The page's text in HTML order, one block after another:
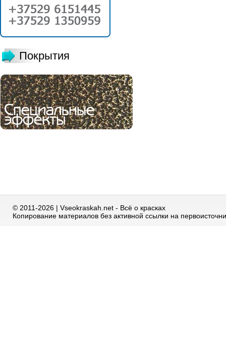
Покрытия
© 2011-2026 | Vseokraskah.net - Всё о красках
Копирование материалов без активной ссылки на